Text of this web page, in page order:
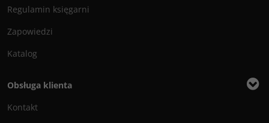
Regulamin księgarni
Zapowiedzi
Katalog
Obsługa klienta
Kontakt